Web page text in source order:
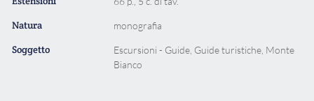
Natura monografia
Soggetto
Escursioni - Guide, Guide turistiche, Monte
Bianco